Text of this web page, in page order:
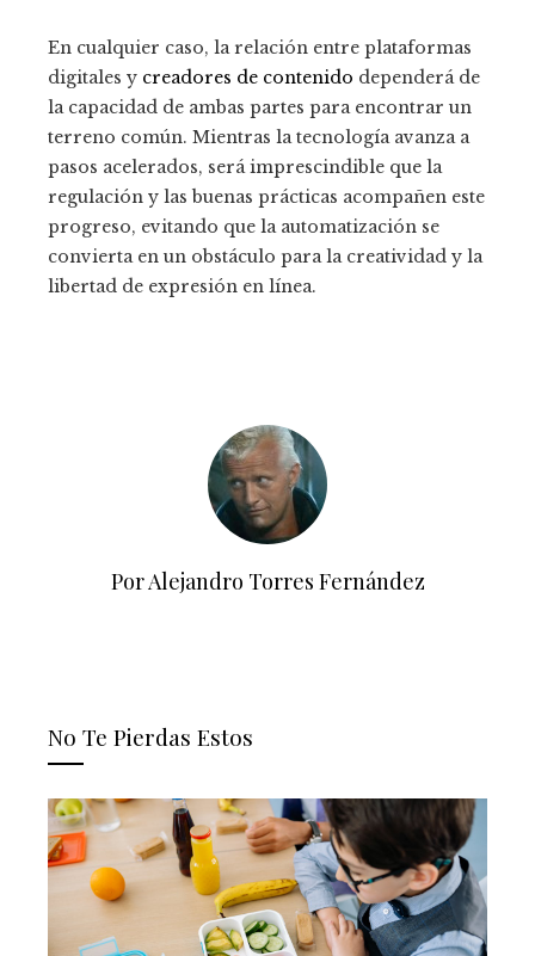
En cualquier caso, la relación entre plataformas
digitales y creadores de contenido dependerá de
la capacidad de ambas partes para encontrar un
terreno común. Mientras la tecnología avanza a
pasos acelerados, será imprescindible que la
regulación y las buenas prácticas acompañen este
progreso, evitando que la automatización se
convierta en un obstáculo para la creatividad y la
libertad de expresión en línea.
Por Alejandro Torres Fernández
No Te Pierdas Estos